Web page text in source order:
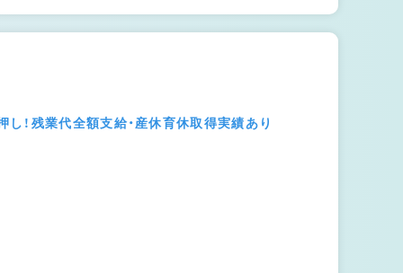
！残業代全額支給・産休育休取得実績あり